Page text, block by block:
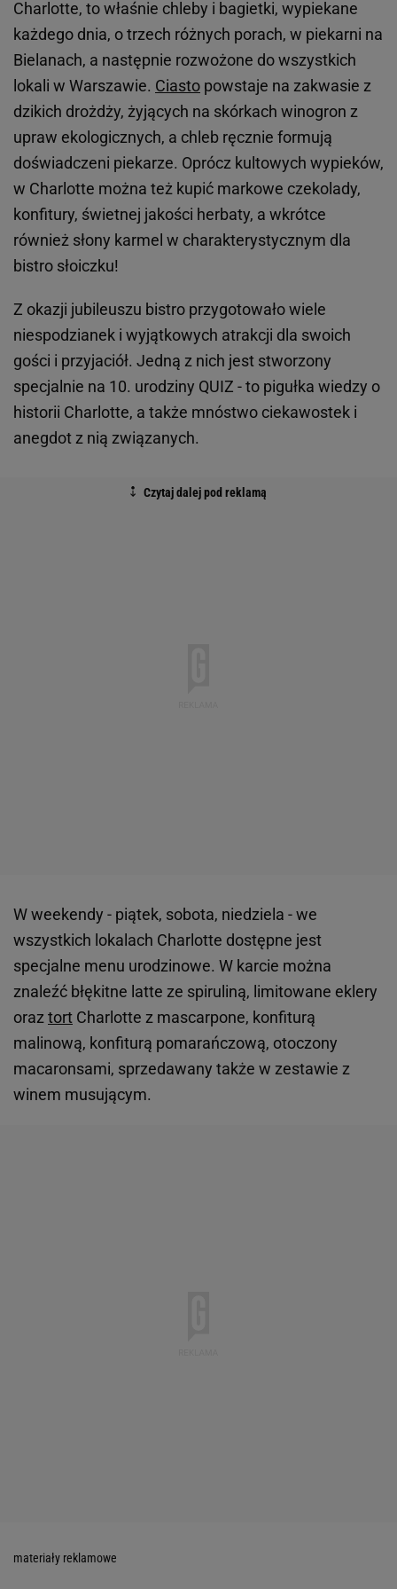
Charlotte, to właśnie chleby i bagietki, wypiekane
każdego dnia, o trzech różnych porach, w piekarni na
Bielanach, a następnie rozwożone do wszystkich
lokali w Warszawie. Ciasto powstaje na zakwasie z
dzikich drożdży, żyjących na skórkach winogron z
upraw ekologicznych, a chleb ręcznie formują
doświadczeni piekarze. Oprócz kultowych wypieków,
w Charlotte można też kupić markowe czekolady,
konfitury, świetnej jakości herbaty, a wkrótce
również słony karmel w charakterystycznym dla
bistro słoiczku!
Z okazji jubileuszu bistro przygotowało wiele
niespodzianek i wyjątkowych atrakcji dla swoich
gości i przyjaciół. Jedną z nich jest stworzony
specjalnie na 10. urodziny QUIZ - to pigułka wiedzy o
historii Charlotte, a także mnóstwo ciekawostek i
anegdot z nią związanych.
W weekendy - piątek, sobota, niedziela - we
wszystkich lokalach Charlotte dostępne jest
specjalne menu urodzinowe. W karcie można
znaleźć błękitne latte ze spiruliną, limitowane eklery
oraz tort Charlotte z mascarpone, konfiturą
malinową, konfiturą pomarańczową, otoczony
macaronsami, sprzedawany także w zestawie z
winem musującym.
materiały reklamowe